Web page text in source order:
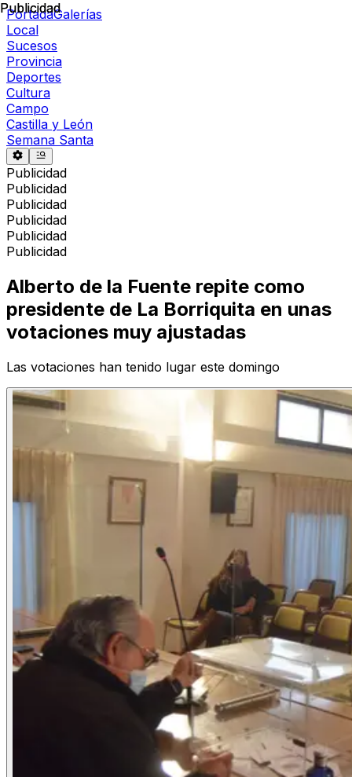
PortadaGalerías
Local
Sucesos
Provincia
Deportes
Cultura
Campo
Castilla y León
Semana Santa
Publicidad
Publicidad
Publicidad
Publicidad
Publicidad
Publicidad
Publicidad
Alberto de la Fuente repite como
presidente de La Borriquita en unas
votaciones muy ajustadas
Las votaciones han tenido lugar este domingo
Publicidad